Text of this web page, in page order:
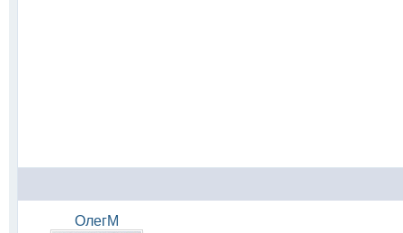
ОлегМ